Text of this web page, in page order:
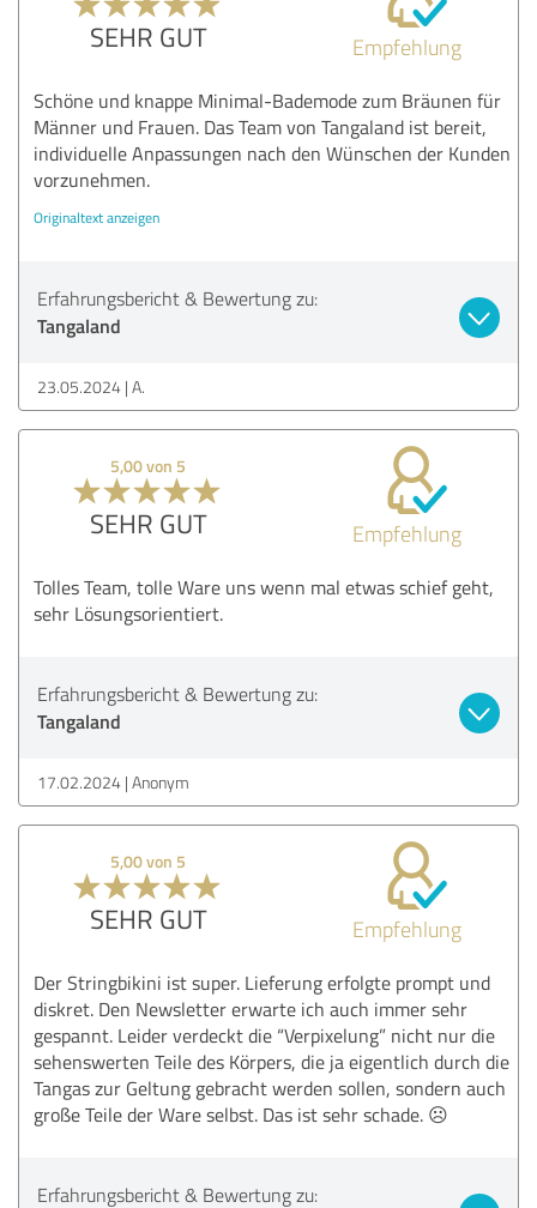
SEHR GUT Empfehlung
Schöne und knappe Minimal-Bademode zum Bräunen für
Männer und Frauen. Das Team von Tangaland ist bereit,
individuelle Anpassungen nach den Wünschen der Kunden
vorzunehmen.
Originaltext anzeigen
Erfahrungsbericht & Bewertung zu:
Tangaland
23.05.2024 A.
5,00 von 5
SEHR GUT Empfehlung
Tolles Team, tolle Ware uns wenn mal etwas schief geht,
sehr Lösungsorientiert.
Erfahrungsbericht & Bewertung zu:
Tangaland
17.02.2024 Anonym
5,00 von 5
SEHR GUT Empfehlung
Der Stringbikini ist super. Lieferung erfolgte prompt und
diskret. Den Newsletter erwarte ich auch immer sehr
gespannt. Leider verdeckt die “Verpixelung” nicht nur die
sehenswerten Teile des Körpers, die ja eigentlich durch die
Tangas zur Geltung gebracht werden sollen, sondern auch
große Teile der Ware selbst. Das ist sehr schade. ☹️
Erfahrungsbericht & Bewertung zu: